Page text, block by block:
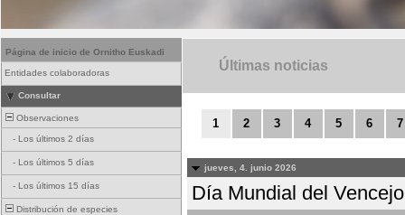
Página de inicio de Ornitho Euskadi
Entidades colaboradoras
Consultar
Observaciones
- Los últimos 2 días
- Los últimos 5 días
- Los últimos 15 días
Distribución de especies
Últimas noticias
1 2 3 4 5 6 7
jueves, 4. junio 2026
Día Mundial del